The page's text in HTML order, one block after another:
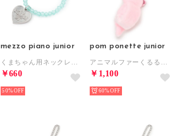
mezzo piano junior
￥660
50%
pom ponette junior
￥1,100
60%